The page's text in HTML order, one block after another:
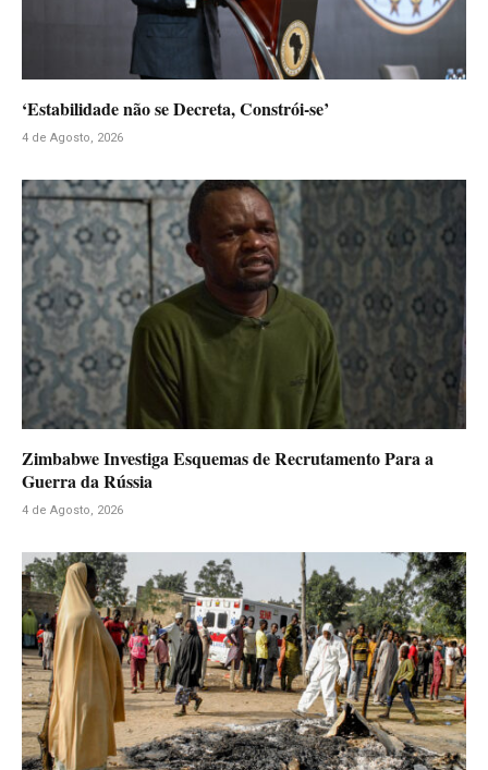
‘Estabilidade não se Decreta, Constrói-se’
4 de Agosto, 2026
Zimbabwe Investiga Esquemas de Recrutamento Para a
Guerra da Rússia
4 de Agosto, 2026